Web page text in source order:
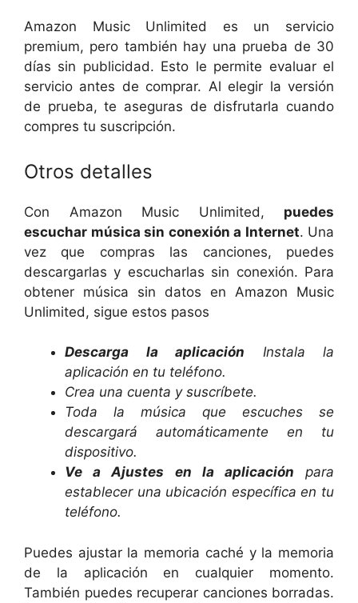
Amazon Music Unlimited es un servicio
premium, pero también hay una prueba de 30
días sin publicidad. Esto le permite evaluar el
servicio antes de comprar. Al elegir la versión
de prueba, te aseguras de disfrutarla cuando
compres tu suscripción.
Otros detalles
Con Amazon Music Unlimited, puedes
escuchar música sin conexión a Internet. Una
vez que compras las canciones, puedes
descargarlas y escucharlas sin conexión. Para
obtener música sin datos en Amazon Music
Unlimited, sigue estos pasos
Descarga la aplicación Instala la
aplicación en tu teléfono.
Crea una cuenta y suscríbete.
Toda la música que escuches se
descargará automáticamente en tu
dispositivo.
Ve a Ajustes en la aplicación para
establecer una ubicación específica en tu
teléfono.
Puedes ajustar la memoria caché y la memoria
de la aplicación en cualquier momento.
También puedes recuperar canciones borradas.